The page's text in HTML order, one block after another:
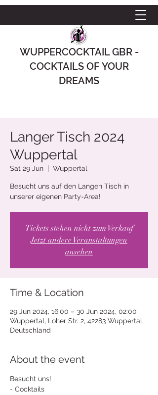
WUPPERCOCKTAIL GBR -
COCKTAILS OF YOUR
DREAMS
Langer Tisch 2024
Wuppertal
Sat 29 Jun
  |
Wuppertal
Besucht uns auf den Langen Tisch in
unserer eigenen Party-Area!
Tickets stehen nicht zum Verkauf
Jetzt andere Veranstaltungen
ansehen
Time & Location
29 Jun 2024, 16:00 – 30 Jun 2024, 02:00
Wuppertal, Loher Str. 2, 42283 Wuppertal,
Deutschland
About the event
Besucht uns!
- Cocktails